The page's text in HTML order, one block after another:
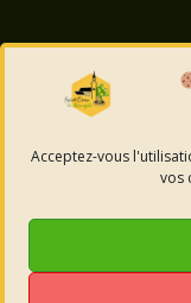
Acceptez-vous
vos
© 2026 Saint-